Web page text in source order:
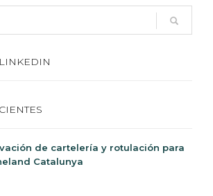
de cartelería y rotulación para
Catalunya